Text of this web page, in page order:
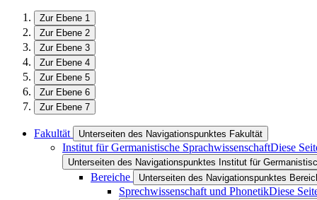
Zur Ebene 1
Zur Ebene 2
Zur Ebene 3
Zur Ebene 4
Zur Ebene 5
Zur Ebene 6
Zur Ebene 7
Fakultät Unterseiten des Navigationspunktes Fakultät
Institut für Germanistische SprachwissenschaftDiese
Unterseiten des Navigationspunktes Institut für
Bereiche Unterseiten des Navigationspunktes
Sprechwissenschaft und PhonetikDiese